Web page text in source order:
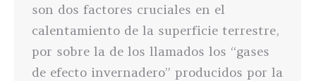
son dos factores cruciales en el
calentamiento de la superficie terrestre,
por sobre la de los llamados los “gases
de efecto invernadero” producidos por la